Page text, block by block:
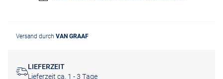
Versand durch VAN GRAAF
LIEFERZEIT
Lieferzeit ca. 1 - 3 Tage